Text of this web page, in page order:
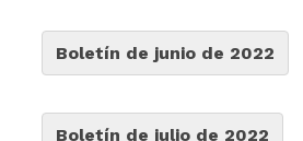
Boletín de junio de 2022
Boletín de julio de 2022